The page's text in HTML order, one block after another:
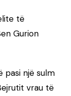
të
Gurion
pasi një sulm
vrau të